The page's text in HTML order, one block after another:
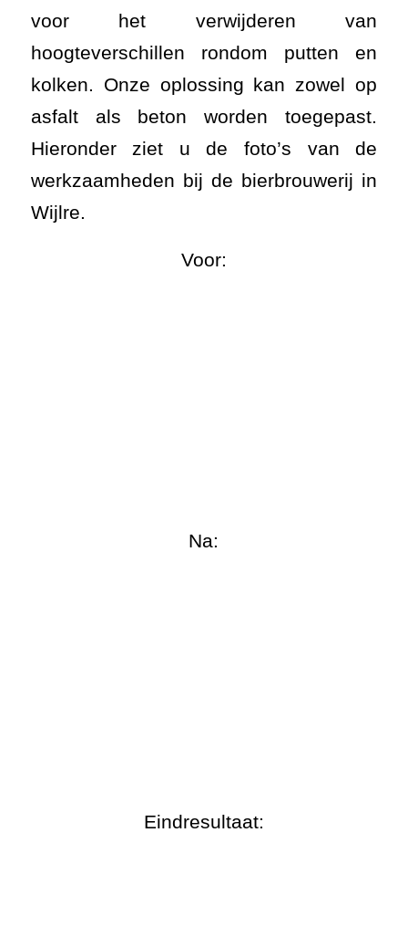
voor het verwijderen van
hoogteverschillen rondom putten en
kolken. Onze oplossing kan zowel op
asfalt als beton worden toegepast.
Hieronder ziet u de foto’s van de
werkzaamheden bij de bierbrouwerij in
Wijlre.
Voor:
Na:
Eindresultaat: